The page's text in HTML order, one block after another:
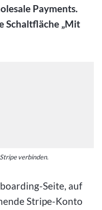
Payments.
Schaltfläche „Mit
verbinden.
Seite, auf
Stripe-Konto